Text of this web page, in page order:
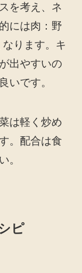
を考え、ネ
には肉：野
ります。キ
出やすいの
いです。
は軽く炒め
。配合は食
。
ピ